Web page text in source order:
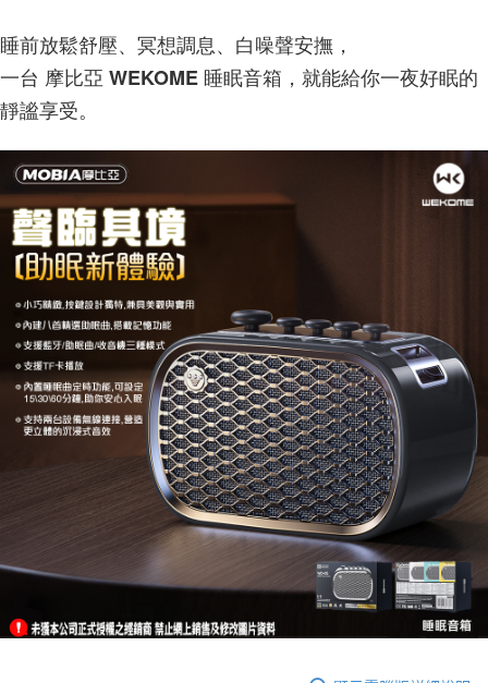
睡前放鬆舒壓、冥想調息、白噪聲安撫，
一台 摩比亞 WEKOME 睡眠音箱，就能給你一夜好眠的
靜謐享受。